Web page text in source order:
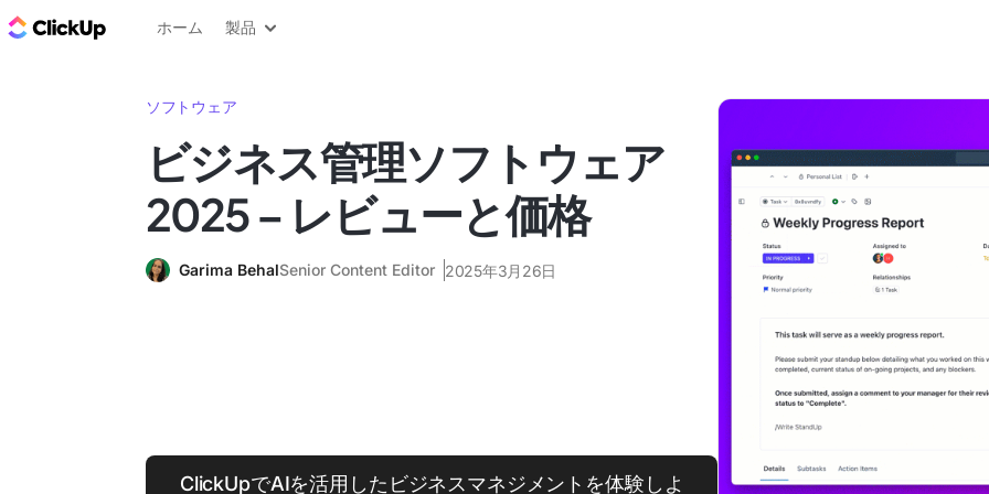
ClickUp ブログ
ホーム 製品
ソフトウェア
ビジネス管理ソフトウェア
2025 – レビューと価格
Garima BehalSenior Content Editor 2025年3月26日
ClickUpでAIを活用したビジネスマネジメントを体験しよ